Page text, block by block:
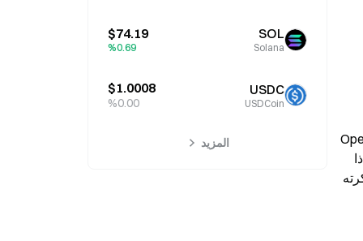
SOL
Solana
$74.19
%0.69
USDC
USDCoin
$1.0008
%0.00
المزيد